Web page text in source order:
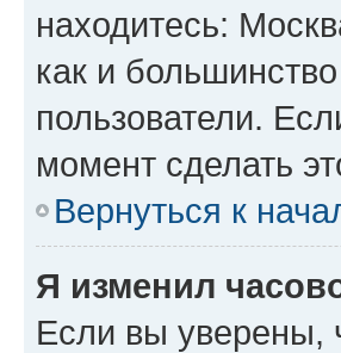
находитесь:
как и
пользователи.
момент сделать
Вернуться к
Я изменил
Если вы уверены,